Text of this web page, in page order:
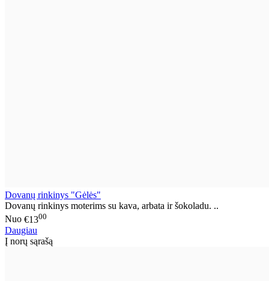
Dovanų rinkinys "Gėlės"
Dovanų rinkinys moterims su kava, arbata ir šokoladu. ..
Nuo €1300
Daugiau
Į norų sąrašą